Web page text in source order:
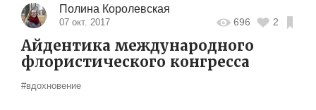
Полина Королевская
07 окт. 2017 696 2
Айдентика международного
флористического конгресса
#вдохновение